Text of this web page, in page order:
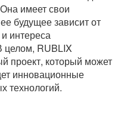
имеет свои
будущее зависит от
интереса
целом, RUBLIX
проект, который может
инновационные
технологий.